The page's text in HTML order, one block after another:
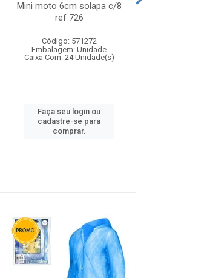
Mini moto 6cm solapa c/8
ref 726
Código: 571272
Embalagem: Unidade
Caixa Com: 24 Unidade(s)
Faça seu login ou
cadastre-se para
comprar.